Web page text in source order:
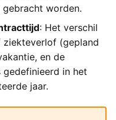
worden.
: Het verschil
(gepland
en de
in het
jaar.